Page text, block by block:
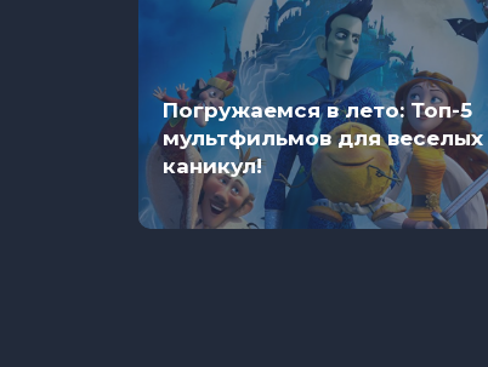
Погружаемся в лето: Топ-5
мультфильмов для веселых
каникул!